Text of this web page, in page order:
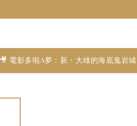
🎥 電影多啦A夢：新・大雄的海底鬼岩城